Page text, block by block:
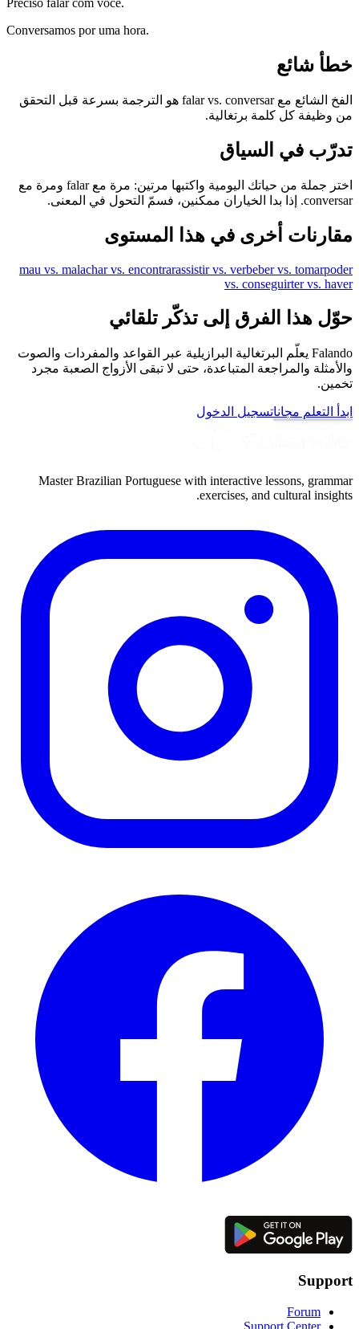
Preciso falar com voce.
Conversamos por uma hora.
خطأ شائع
الفخ الشائع مع falar vs. conversar هو الترجمة بسرعة قبل التحقق
من وظيفة كل كلمة برتغالية.
تدرّب في السياق
اختر جملة من حياتك اليومية واكتبها مرتين: مرة مع falar ومرة مع
conversar. إذا بدا الخياران ممكنين، فسمّ التحول في المعنى.
مقارنات أخرى في هذا المستوى
mau vs. malachar vs. encontrarassistir vs. verbeber vs. tomarpoder
vs. conseguirter vs. haver
حوّل هذا الفرق إلى تذكّر تلقائي
Falando يعلّم البرتغالية البرازيلية عبر القواعد والمفردات والصوت
والأمثلة والمراجعة المتباعدة، حتى لا تبقى الأزواج الصعبة مجرد
تخمين.
ابدأ التعلم مجاناتسجيل الدخول
Master Brazilian Portuguese with interactive lessons, grammar
exercises, and cultural insights.
Support
Forum
Support Center